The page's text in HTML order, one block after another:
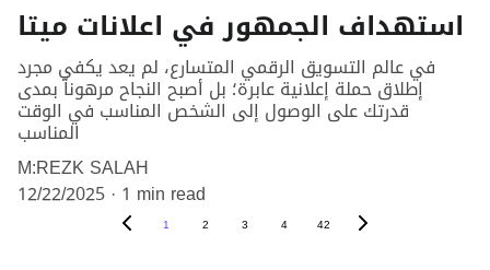
استهداف الجمهور في اعلانات ميتا
في عالم التسويق الرقمي المتسارع، لم يعد يكفي مجرد
إطلاق حملة إعلانية عابرة؛ بل أصبح النجاح مرهوناً بمدى
قدرتك على الوصول إلى الشخص المناسب في الوقت
المناسب
M:REZK SALAH
12/22/2025 1 min read
1 2 3 4 42